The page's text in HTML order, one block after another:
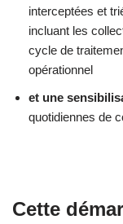
interceptées et
incluant les
cycle de
opérationnel
et une
quotidiennes de
Cette